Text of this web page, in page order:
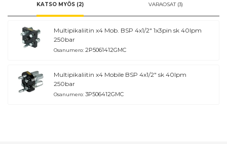
KATSO MYÖS (2) VARAOSAT (3)
Multipikaliitin x4 Mob. BSP 4x1/2" 1x3pin sk 40lpm
250bar
Osanumero: 2P5061412GMC
Multipikaliitin x4 Mobile BSP 4x1/2" sk 40lpm
250bar
Osanumero: 3P506412GMC